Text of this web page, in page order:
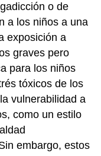
o de
a los niños a una
exposición a
graves pero
para los niños
tóxicos de los
vulnerabilidad a
como un estilo
embargo, estos